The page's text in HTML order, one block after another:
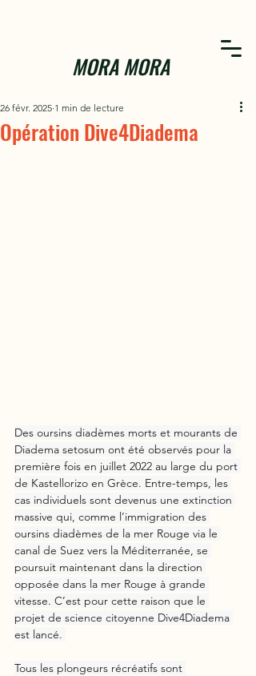
MORA MORA
Opération Dive4Diadema
26 févr. 2025 1 min de lecture
Des oursins diadèmes morts et mourants de
Diadema setosum ont été observés pour la
première fois en juillet 2022 au large du port
de Kastellorizo en Grèce. Entre-temps, les
cas individuels sont devenus une extinction
massive qui, comme l’immigration des
oursins diadèmes de la mer Rouge via le
canal de Suez vers la Méditerranée, se
poursuit maintenant dans la direction
opposée dans la mer Rouge à grande
vitesse. C’est pour cette raison que le
projet de science citoyenne Dive4Diadema
est lancé.
Tous les plongeurs récréatifs sont